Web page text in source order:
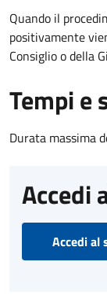
Quando il
positivamente
Consiglio o della
Tempi e
Durata massima
Accedi
Accedi al